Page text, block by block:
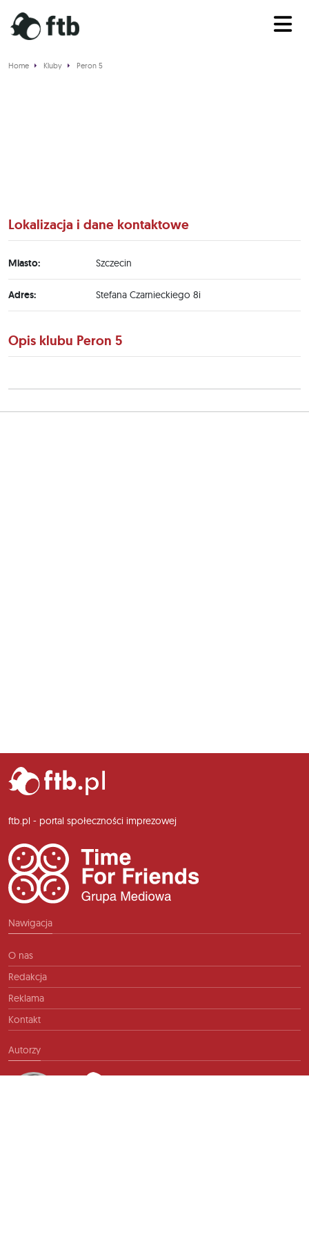
Home Kluby Peron 5
Lokalizacja i dane kontaktowe
Miasto: Szczecin
Adres: Stefana Czarnieckiego 8i
Opis klubu Peron 5
ftb.pl - portal społeczności imprezowej
Nawigacja
O nas
Redakcja
Reklama
Kontakt
Autorzy